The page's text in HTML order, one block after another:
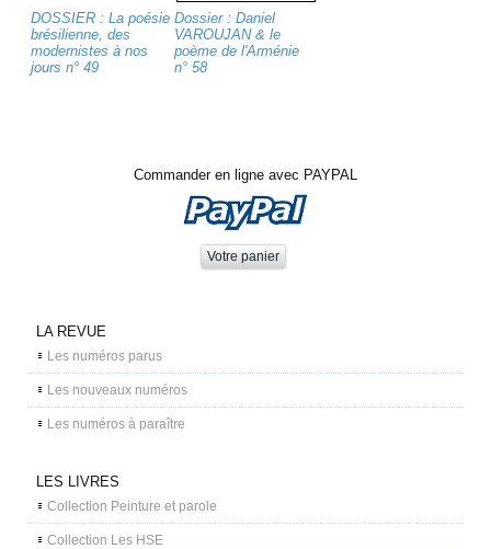
DOSSIER : La poésie
brésilienne, des
modernistes à nos
jours n° 49
Dossier : Daniel
VAROUJAN & le
poème de l'Arménie
n° 58
Commander en ligne avec PAYPAL
LA REVUE
Les numéros parus
Les nouveaux numéros
Les numéros à paraître
LES LIVRES
Collection Peinture et parole
Collection Les HSE